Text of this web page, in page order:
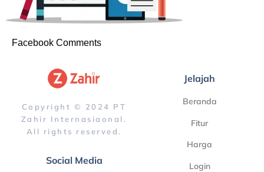
Facebook Comments
Copyright © 2024 PT
Zahir Internasiaonal.
All rights reserved.
Social Media
Jelajah
Beranda
Fitur
Harga
Login